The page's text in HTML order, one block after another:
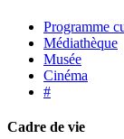
Programme
Médiathèque
Musée
Cinéma
#
Cadre de vie